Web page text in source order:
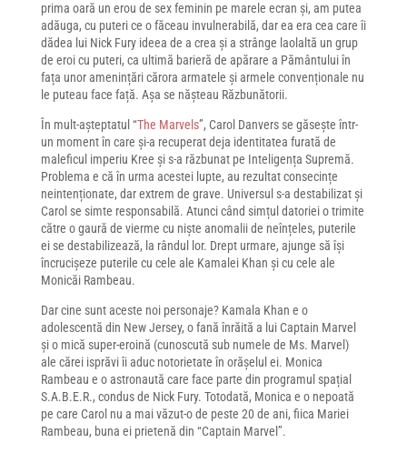
prima oară un erou de sex feminin pe marele ecran și, am putea
adăuga, cu puteri ce o făceau invulnerabilă, dar ea era cea care îi
dădea lui Nick Fury ideea de a crea și a strânge laolaltă un grup
de eroi cu puteri, ca ultimă barieră de apărare a Pământului în
fața unor amenințări cărora armatele și armele convenționale nu
le puteau face față. Așa se nășteau Răzbunătorii.
În mult-așteptatul “The Marvels”, Carol Danvers se găsește într-
un moment în care și-a recuperat deja identitatea furată de
maleficul imperiu Kree și s-a răzbunat pe Inteligența Supremă.
Problema e că în urma acestei lupte, au rezultat consecințe
neintenționate, dar extrem de grave. Universul s-a destabilizat și
Carol se simte responsabilă. Atunci când simțul datoriei o trimite
către o gaură de vierme cu niște anomalii de neînțeles, puterile
ei se destabilizează, la rândul lor. Drept urmare, ajunge să își
încrucișeze puterile cu cele ale Kamalei Khan și cu cele ale
Monicăi Rambeau.
Dar cine sunt aceste noi personaje? Kamala Khan e o
adolescentă din New Jersey, o fană înrăită a lui Captain Marvel
și o mică super-eroină (cunoscută sub numele de Ms. Marvel)
ale cărei isprăvi îi aduc notorietate în orășelul ei. Monica
Rambeau e o astronaută care face parte din programul spațial
S.A.B.E.R., condus de Nick Fury. Totodată, Monica e o nepoată
pe care Carol nu a mai văzut-o de peste 20 de ani, fiica Mariei
Rambeau, buna ei prietenă din “Captain Marvel”.